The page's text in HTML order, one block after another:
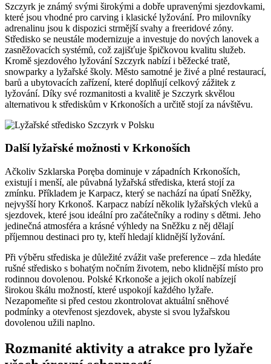
Szczyrk je známý svými širokými a dobře upravenými sjezdovkami,
které jsou vhodné pro carving i klasické lyžování. Pro milovníky
adrenalinu jsou k dispozici strmější svahy a freeridové zóny.
Středisko se neustále modernizuje a investuje do nových lanovek a
zasněžovacích systémů, což zajišťuje špičkovou kvalitu služeb.
Kromě sjezdového lyžování Szczyrk nabízí i běžecké tratě,
snowparky a lyžařské školy. Město samotné je živé a plné restaurací,
barů a ubytovacích zařízení, které doplňují celkový zážitek z
lyžování. Díky své rozmanitosti a kvalitě je Szczyrk skvělou
alternativou k střediskům v Krkonoších a určitě stojí za návštěvu.
Další lyžařské možnosti v Krkonoších
Ačkoliv Szklarska Poręba dominuje v západních Krkonoších,
existují i menší, ale půvabná lyžařská střediska, která stojí za
zmínku. Příkladem je Karpacz, který se nachází na úpatí Sněžky,
nejvyšší hory Krkonoš. Karpacz nabízí několik lyžařských vleků a
sjezdovek, které jsou ideální pro začátečníky a rodiny s dětmi. Jeho
jedinečná atmosféra a krásné výhledy na Sněžku z něj dělají
příjemnou destinaci pro ty, kteří hledají klidnější lyžování.
Při výběru střediska je důležité zvážit vaše preference – zda hledáte
rušné středisko s bohatým nočním životem, nebo klidnější místo pro
rodinnou dovolenou. Polské Krkonoše a jejich okolí nabízejí
širokou škálu možností, které uspokojí každého lyžaře.
Nezapomeňte si před cestou zkontrolovat aktuální sněhové
podmínky a otevřenost sjezdovek, abyste si svou lyžařskou
dovolenou užili naplno.
Rozmanité aktivity a atrakce pro lyžaře